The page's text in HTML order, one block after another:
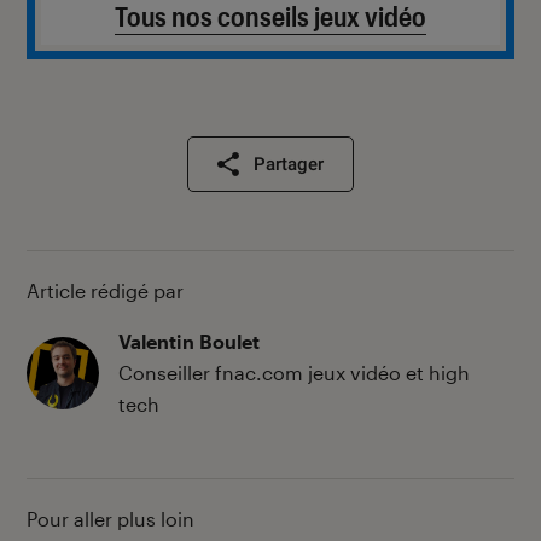
Tous nos conseils jeux vidéo
Partager
Article rédigé par
Valentin Boulet
Conseiller fnac.com jeux vidéo et high
tech
Pour aller plus loin